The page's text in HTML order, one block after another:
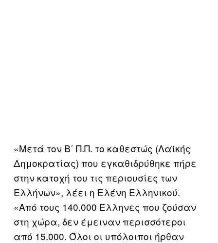
«Μετά τον Β΄ Π.Π. το καθεστώς (Λαϊκής
Δημοκρατίας) που εγκαθιδρύθηκε πήρε
στην κατοχή του τις περιουσίες των
Ελλήνων», λέει η Ελένη Ελληνικού.
«Από τους 140.000 Έλληνες που ζούσαν
στη χώρα, δεν έμειναν περισσότεροι
από 15.000. Όλοι οι υπόλοιποι ήρθαν